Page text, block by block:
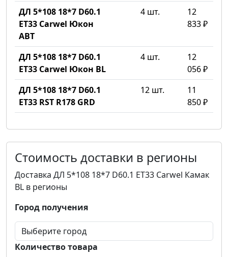
ДЛ 5*108 18*7 D60.1
ET33 Carwel Юкон
ABT
4 шт.
12
833 ₽
ДЛ 5*108 18*7 D60.1
ET33 Carwel Юкон BL
4 шт.
12
056 ₽
ДЛ 5*108 18*7 D60.1
ET33 RST R178 GRD
12 шт.
11
850 ₽
Стоимость доставки в регионы
Доставка ДЛ 5*108 18*7 D60.1 ET33 Carwel Камак
BL в регионы
Город получения
Количество товара